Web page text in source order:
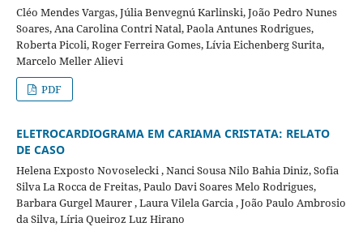
Cléo Mendes Vargas, Júlia Benvegnú Karlinski, João Pedro Nunes
Soares, Ana Carolina Contri Natal, Paola Antunes Rodrigues,
Roberta Picoli, Roger Ferreira Gomes, Lívia Eichenberg Surita,
Marcelo Meller Alievi
PDF
ELETROCARDIOGRAMA EM CARIAMA CRISTATA: RELATO
DE CASO
Helena Exposto Novoselecki , Nanci Sousa Nilo Bahia Diniz, Sofia
Silva La Rocca de Freitas, Paulo Davi Soares Melo Rodrigues,
Barbara Gurgel Maurer , Laura Vilela Garcia , João Paulo Ambrosio
da Silva, Líria Queiroz Luz Hirano